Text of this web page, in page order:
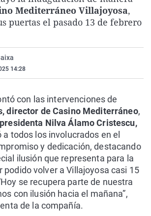
La rosa de los vientos
Gente viajera
Caso
Retornados
Extremadura
Galicia
País Vasco
Virales
Televisión
Mediterráneo Villajoyosa,
puertas el pasado 13 de febrero
14:28
con las intervenciones de
director de Casino Mediterráneo,
presidenta Nilva Álamo Cristescu,
todos los involucrados en el
y dedicación, destacando
ilusión que representa para la
podido volver a Villajoyosa casi 15
se recupera parte de nuestra
con ilusión hacia el mañana”,
de la compañía.